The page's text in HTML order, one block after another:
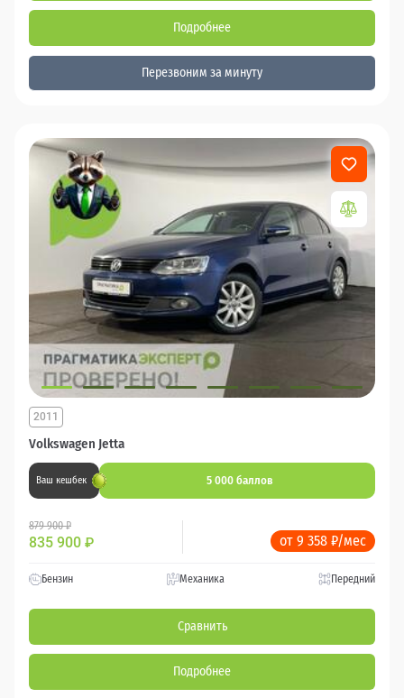
Подробнее
Перезвоним за минуту
Volkswagen Jetta
2011
Ваш кешбек 5 000 баллов
879 900 ₽
835 900 ₽ от 9 358 ₽/мес
Бензин Механика Передний
Сравнить
Подробнее